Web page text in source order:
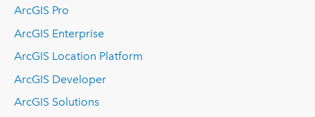
ArcGIS Pro
ArcGIS Enterprise
ArcGIS Location Platform
ArcGIS Developer
ArcGIS Solutions